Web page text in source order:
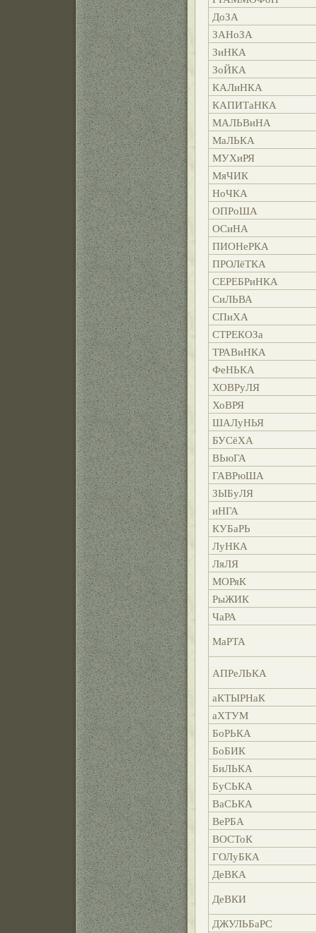
ДоЗА
ЗАНоЗА
ЗиНКА
ЗоЙКА
КАЛиНКА
КАПИТаНКА
МАЛЬВиНА
МаЛЬКА
МУХиРЯ
МяЧИК
НоЧКА
ОПРоША
ОСиНА
ПИОНеРКА
ПРОЛёТКА
СЕРЕБРиНКА
СиЛЬВА
СПиХА
СТРЕКОЗа
ТРАВиНКА
ФеНЬКА
ХОВРуЛЯ
ХоВРЯ
ШАЛуНЬЯ
БУСёХА
ВЬюГА
ГАВРюША
ЗЫБуЛЯ
иНГА
КУБаРЬ
ЛуНКА
ЛяЛЯ
МОРяК
РыЖИК
ЧаРА
МаРТА
АПРеЛЬКА
аКТЫРНаК
аХТУМ
БоРЬКА
БоБИК
БиЛЬКА
БуСЬКА
ВаСЬКА
ВеРБА
ВОСТоК
ГОЛуБКА
ДеВКА
ДеВКИ
ДЖУЛЬБаРС